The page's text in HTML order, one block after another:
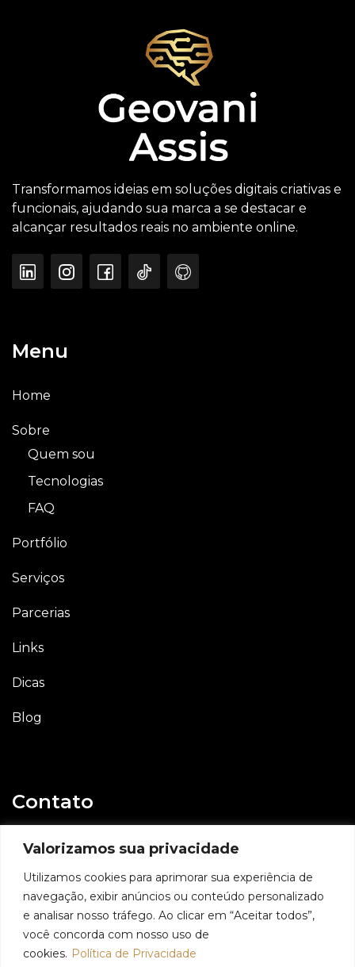
Valorizamos sua privacidade
Utilizamos cookies para aprimorar sua experiência de
navegação, exibir anúncios ou conteúdo personalizado
e analisar nosso tráfego. Ao clicar em “Aceitar todos”,
você concorda com nosso uso de
cookies. Política de Privacidade
Transformamos ideias em soluções digitais criativas e
funcionais, ajudando sua marca a se destacar e
alcançar resultados reais no ambiente online.
Menu
Home
Sobre
Quem sou
Tecnologias
FAQ
Portfólio
Serviços
Parcerias
Links
Dicas
Blog
Contato
E-mail
Whatsapp
11 98991 6509